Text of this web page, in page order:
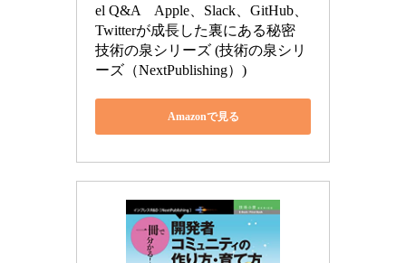
el Q&A　Apple、Slack、GitHub、
Twitterが成長した裏にある秘密
技術の泉シリーズ (技術の泉シリ
ーズ（NextPublishing）)
Amazonで見る